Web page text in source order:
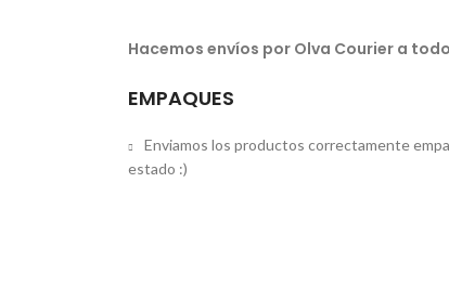
Hacemos envíos por Olva Courier a
EMPAQUES
Enviamos los productos correctamente
estado :)